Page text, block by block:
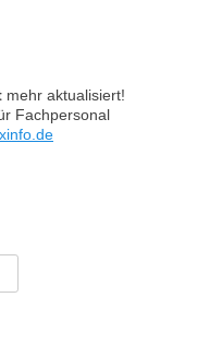
mehr aktualisiert!
Fachpersonal